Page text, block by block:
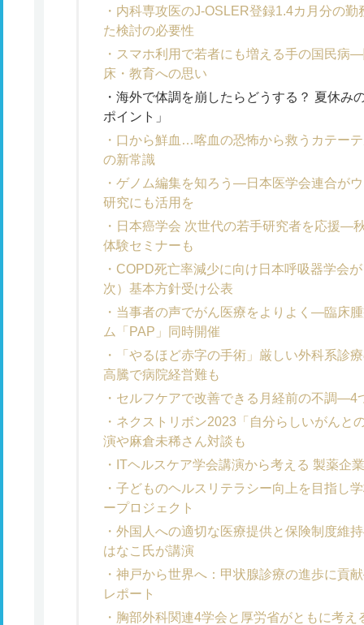
内科専攻医のJ-OSLER登録1.4カ月分の
た検討の必要性
スマホ利用で若者にも増える手の国民病
床・教育への思い
海外で体調を崩したらどうする？ 夏休み
ポイント」
口から鮮血…喀血の恐怖から救うカテー
の新常識
ゲノム編集を知ろう―日本医学会連合が
研究にも活用を
日本癌学会 次世代の若手研究者を応援―
体験セミナーも
COPD死亡率減少に向け日本呼吸器学会
次）基本方針受け公表
当事者の声でがん医療をよりよく―臨床
ム「PAP」同時開催
「やるほど赤字の手術」厳しい外科系診
高騰で病院経営難も
セルフケアで改善できる月経前の不調―4
ネクストリボン2023「自分らしいがんと
演や麻倉未稀さん対談も
ITヘルスケア学会講演から考える 製薬企
子どものヘルスリテラシー向上を目指し
ープロジェクト
外国人への適切な医療提供と保険制度維
はなこ氏が講演
神戸から世界へ：甲状腺診療の進歩に貢
レポート
胸部外科関連4学会と厚労省がともに考え